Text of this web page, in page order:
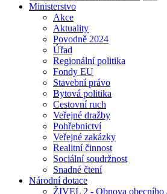
Ministerstvo
Akce
Aktuality
Povodně 2024
Úřad
Regionální politika
Fondy EU
Stavební právo
Bytová politika
Cestovní ruch
Veřejné dražby
Pohřebnictví
Veřejné zakázky
Realitní činnost
Sociální soudržnost
Snadné čtení
Národní dotace
ŽIVEL 2 - Obnova obecního